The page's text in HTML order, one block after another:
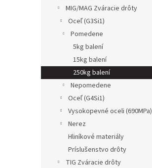
MIG/MAG Zváracie drôty
Oceľ (G3Si1)
Pomedene
5kg balení
15kg balení
250kg balení
Nepomedene
Oceľ (G4Si1)
Vysokopevné oceli (690MPa)
Nerez
Hliníkové materiály
Príslušenstvo drôty
TIG Zváracie drôty